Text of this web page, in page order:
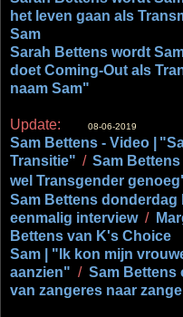
het leven gaan als
Sam
Sarah Bettens wordt
doet Coming-Out als
naam Sam"
Update: 08-06-2019
Sam Bettens - Video |
Transitie" / Sam Bettens
wel Transgender
Sam Bettens
eenmalig interview /
Bettens van K's Choice
Sam | "Ik kon mijn
aanzien" / Sam Bettens
van zangeres naar